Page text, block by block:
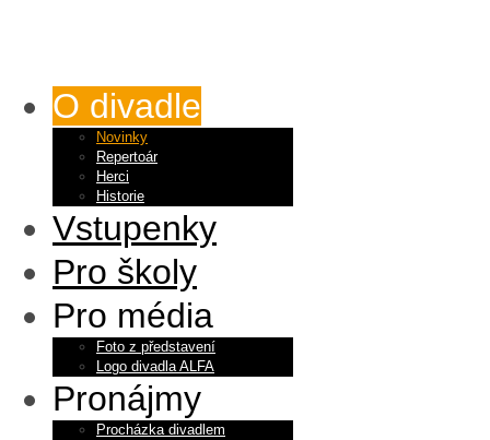
O divadle
Novinky
Repertoár
Herci
Historie
Vstupenky
Pro školy
Pro média
Foto z představení
Logo divadla ALFA
Pronájmy
Procházka divadlem